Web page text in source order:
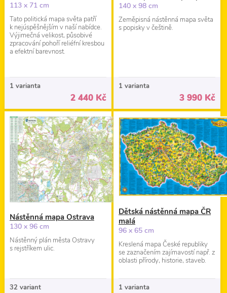
113 x 71 cm
Tato politická mapa světa patří
k nejúspěšnějším v naší nabídce.
Výjimečná velikost, působivé
zpracování pohoří reliéfní kresbou
a efektní barevnost.
1 varianta
2 440 Kč
140 x 98 cm
Zeměpisná nástěnná mapa světa
s popisky v češtině.
1 varianta
3 990 Kč
Nástěnná mapa Ostrava
130 x 96 cm
Nástěnný plán města Ostravy
s rejstříkem ulic.
32 variant
Dětská nástěnná mapa ČR
malá
96 x 65 cm
Kreslená mapa České republiky
se zaznačením zajímavostí např. z
oblasti přírody, historie, staveb.
1 varianta